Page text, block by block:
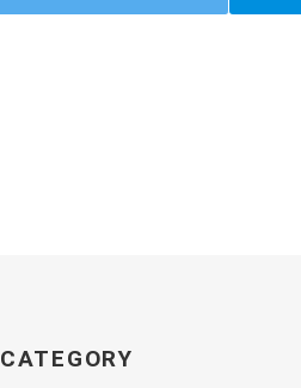
CATEGORY